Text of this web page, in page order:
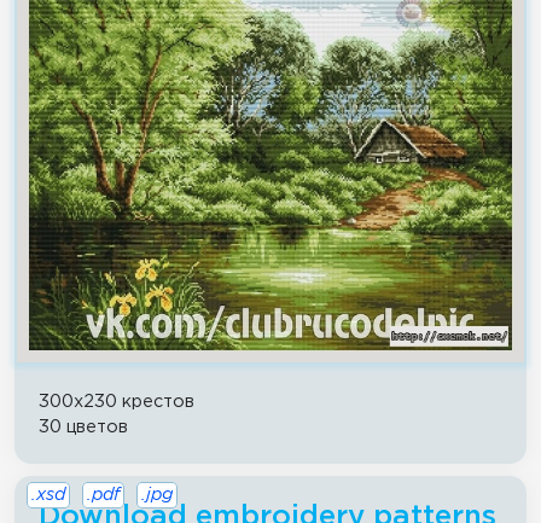
300x230 крестов
30 цветов
Download embroidery patterns
.xsd .pdf .jpg